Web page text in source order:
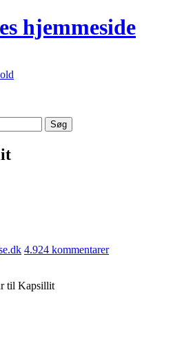
hjemmeside
4.924 kommentarer
til Kapsillit